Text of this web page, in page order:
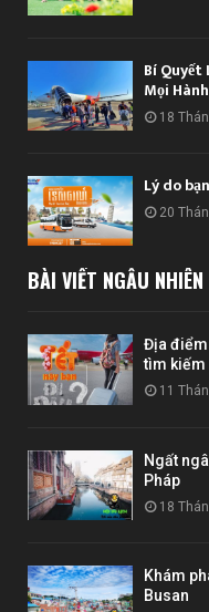
Bí Quyết
Mọi
18
Lý do
20
BÀI VIẾT NGẪU NHIÊN
Địa
tìm kiếm
11
Ngất
Pháp
18
Khám
Busan